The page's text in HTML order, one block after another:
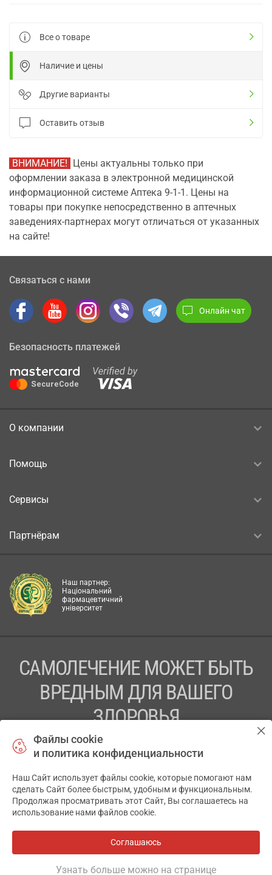
Все о товаре
Наличие и цены
Другие варианты
Оставить отзыв
ВНИМАНИЕ! Цены актуальны только при
оформлении заказа в электронной медицинской
информационной системе Аптека 9-1-1. Цены на
товары при покупке непосредственно в аптечных
заведениях-партнерах могут отличаться от указанных
на сайте!
Связаться с нами
Онлайн чат
Безопасность платежей
О компании
Помощь
Сервисы
Партнёрам
Наш партнер:
Національний
фармацевтичний
університет
САМОЛЕЧЕНИЕ МОЖЕТ БЫТЬ
ВРЕДНЫМ ДЛЯ ВАШЕГО
ЗДОРОВЬЯ
ПЕРЕД ПРИМЕНЕНИЕМ ПРЕПАРАТА
ПРОКОНСУЛЬТИРУЙТЕСЬ С ВРАЧОМ
ТОВ «АПТЕКА 911.ЮА» Код ЄДРПОУ 43631965.
Отказ от ответственности
АПТЕКА911.ЮА
Файлы cookie
и политика конфиденциальности
Наш Сайт использует файлы cookie, которые помогают нам
сделать Сайт более быстрым, удобным и функциональным.
Продолжая просматривать этот Сайт, Вы соглашаетесь на
использование нами файлов cookie.
Соглашаюсь
Узнать больше можно на странице
✕